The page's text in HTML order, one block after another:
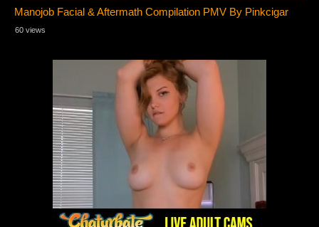
Manojob Facial & Aftermath Compilation PMV By Pinkcigar
60 views